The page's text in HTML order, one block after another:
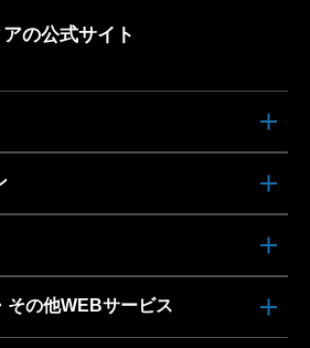
の公式サイト
その他WEBサービス